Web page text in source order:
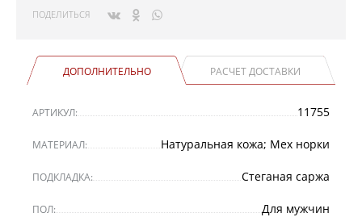
ПОДЕЛИТЬСЯ
ДОПОЛНИТЕЛЬНО РАСЧЕТ ДОСТАВКИ
АРТИКУЛ: 11755
МАТЕРИАЛ: Натуральная кожа; Мех норки
ПОДКЛАДКА: Стеганая саржа
ПОЛ: Для мужчин